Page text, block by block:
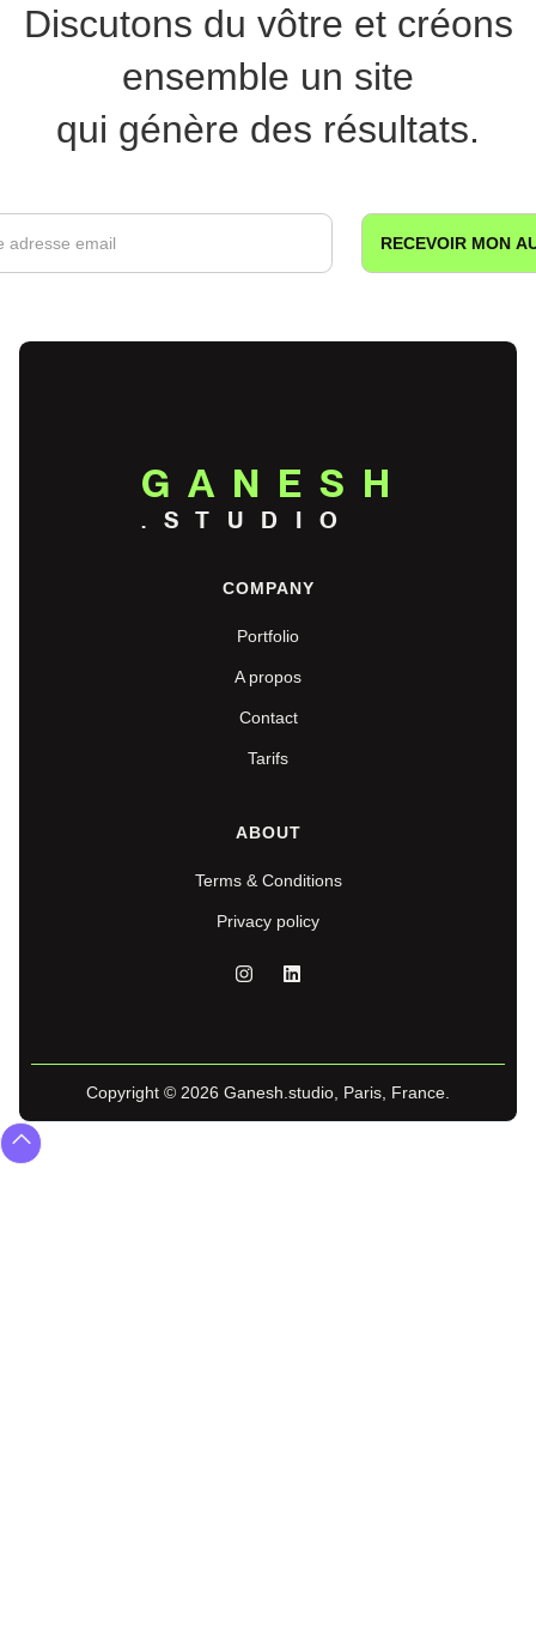
Discutons du vôtre et créons
ensemble un site
qui génère des résultats.
GANESH
.STUDIO
COMPANY
Portfolio
A propos
Contact
Tarifs
ABOUT
Terms & Conditions
Privacy policy
Copyright © 2026 Ganesh.studio, Paris, France.